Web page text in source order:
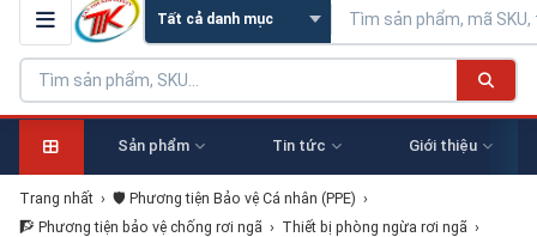
Sản phẩm Tin tức Giới thiệu
Trang nhất › 🛡️ Phương tiện Bảo vệ Cá nhân (PPE) ›
🧗 Phương tiện bảo vệ chống rơi ngã › Thiết bị phòng ngừa rơi ngã ›